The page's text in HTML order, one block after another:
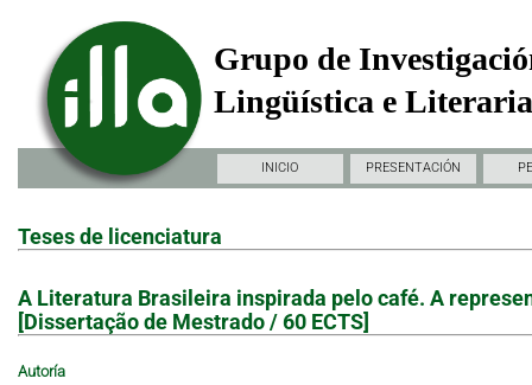
Grupo de
Lingüística e
INICIO PRESENTACIÓN
Teses de licenciatura
A Literatura Brasileira inspirada pelo café. A
[Dissertação de Mestrado / 60 ECTS]
Autoría